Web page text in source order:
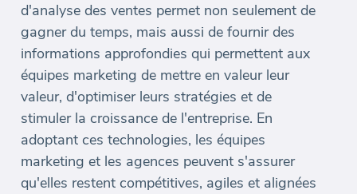
d'analyse des ventes permet non seulement de
gagner du temps, mais aussi de fournir des
informations approfondies qui permettent aux
équipes marketing de mettre en valeur leur
valeur, d'optimiser leurs stratégies et de
stimuler la croissance de l'entreprise. En
adoptant ces technologies, les équipes
marketing et les agences peuvent s'assurer
qu'elles restent compétitives, agiles et alignées